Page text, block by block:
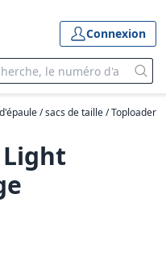
Connexion
/ sacs de taille / Toploader